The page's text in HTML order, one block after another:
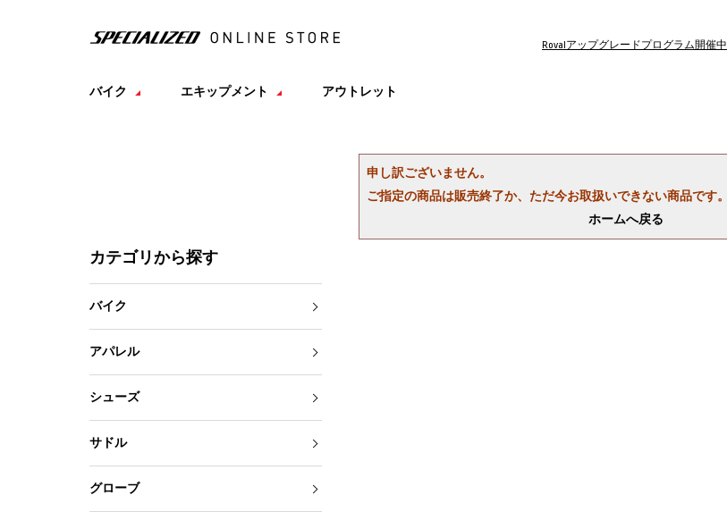
Rovalアップグレードプログラム開催中
バイク エキップメント アウトレット
申し訳ございません。
ご指定の商品は販売終了か、ただ今お取扱いできない商品です。
ホームへ戻る
カテゴリから探す
バイク
アパレル
シューズ
サドル
グローブ